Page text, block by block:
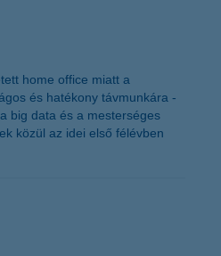
home office miatt a
és hatékony távmunkára -
big data és a mesterséges
közül az idei első félévben